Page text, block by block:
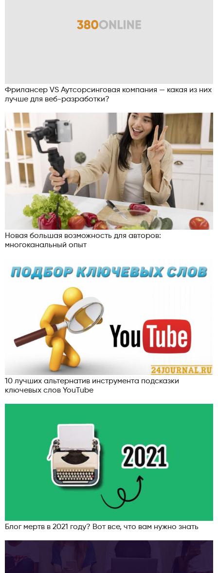
Фрилансер VS Аутсорсинговая компания — какая из них
лучше для веб-разработки?
Новая большая возможность для авторов:
многоканальный опыт
10 лучших альтернатив инструмента подсказки
ключевых слов YouTube
Блог мертв в 2021 году? Вот все, что вам нужно знать